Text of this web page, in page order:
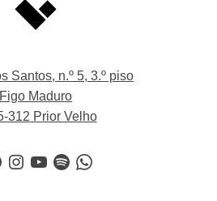
Santos, n.º 5, 3.º piso
Figo Maduro
312 Prior Velho
Instagram
YouTube
SpotifyWhatsApp